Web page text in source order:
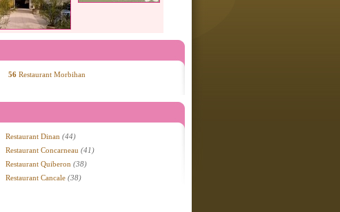
56 Restaurant Morbihan
Restaurant Dinan (44)
Restaurant Concarneau (41)
Restaurant Quiberon (38)
Restaurant Cancale (38)